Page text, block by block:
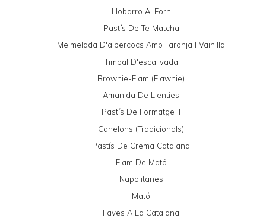
Llobarro Al Forn
Pastís De Te Matcha
Melmelada D'albercocs Amb Taronja I Vainilla
Timbal D'escalivada
Brownie-Flam (Flawnie)
Amanida De Llenties
Pastís De Formatge II
Canelons (tradicionals)
Pastís De Crema Catalana
Flam De Mató
Napolitanes
Mató
Faves A La Catalana